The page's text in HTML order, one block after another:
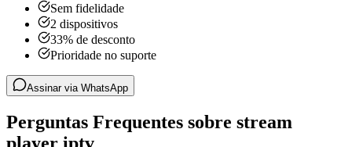
Sem fidelidade
2 dispositivos
33% de desconto
Prioridade no suporte
Assinar via WhatsApp
Perguntas Frequentes sobre stream
player iptv